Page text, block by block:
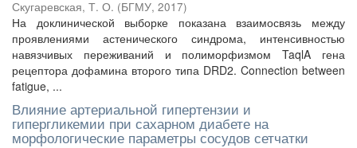
Скугаревская, Т. О. (БГМУ, 2017)
На доклинической выборке показана взаимосвязь между
проявлениями астенического синдрома, интенсивностью
навязчивых переживаний и полиморфизмом TaqlA гена
рецептора дофамина второго типа DRD2. Connection between
fatigue, ...
Влияние артериальной гипертензии и
гипергликемии при сахарном диабете на
морфологические параметры сосудов сетчатки